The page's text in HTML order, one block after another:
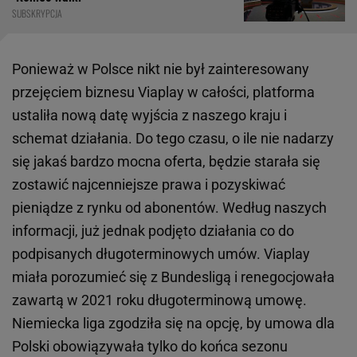
SUBSKRYPCJA
Ponieważ w Polsce nikt nie był zainteresowany
przejęciem biznesu Viaplay w całości, platforma
ustaliła nową datę wyjścia z naszego kraju i
schemat działania. Do tego czasu, o ile nie nadarzy
się jakaś bardzo mocna oferta, będzie starała się
zostawić najcenniejsze prawa i pozyskiwać
pieniądze z rynku od abonentów. Według naszych
informacji, już jednak podjęto działania co do
podpisanych długoterminowych umów. Viaplay
miała porozumieć się z Bundesligą i renegocjowała
zawartą w 2021 roku długoterminową umowę.
Niemiecka liga zgodziła się na opcję, by umowa dla
Polski obowiązywała tylko do końca sezonu